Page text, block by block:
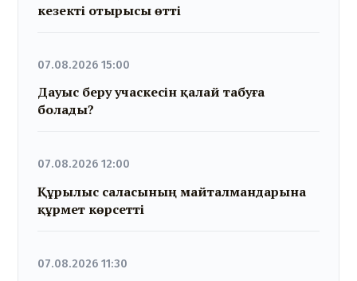
кезекті отырысы өтті
07.08.2026 15:00
Дауыс беру учаскесін қалай табуға
болады?
07.08.2026 12:00
Құрылыс саласының майталмандарына
құрмет көрсетті
07.08.2026 11:30